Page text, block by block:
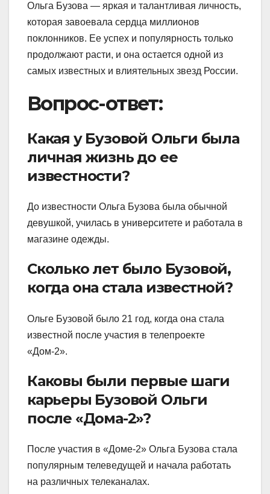
Ольга Бузова — яркая и талантливая личность,
которая завоевала сердца миллионов
поклонников. Ее успех и популярность только
продолжают расти, и она остается одной из
самых известных и влиятельных звезд России.
Вопрос-ответ:
Какая у Бузовой Ольги была
личная жизнь до ее
известности?
До известности Ольга Бузова была обычной
девушкой, училась в университете и работала в
магазине одежды.
Сколько лет было Бузовой,
когда она стала известной?
Ольге Бузовой было 21 год, когда она стала
известной после участия в телепроекте
«Дом-2».
Каковы были первые шаги
карьеры Бузовой Ольги
после «Дома-2»?
После участия в «Доме-2» Ольга Бузова стала
популярным телеведущей и начала работать
на различных телеканалах.